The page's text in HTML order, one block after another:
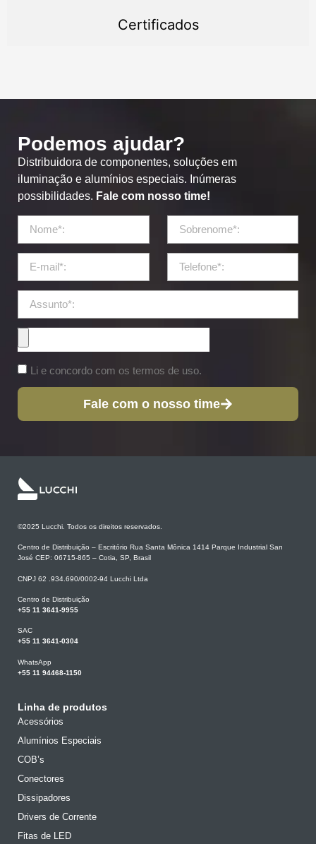
Certificados
Podemos ajudar?
Distribuidora de componentes, soluções em
iluminação e alumínios especiais. Inúmeras
possibilidades. Fale com nosso time!
Li e concordo com os termos de uso.
Fale com o nosso time
©2025 Lucchi. Todos os direitos reservados.
Centro de Distribuição – Escritório Rua Santa Mônica 1414 Parque Industrial San
José CEP: 06715-865 – Cotia, SP, Brasil
CNPJ 62 .934.690/0002-94 Lucchi Ltda
Centro de Distribuição
+55 11 3641-9955
SAC
+55 11 3641-0304
WhatsApp
+55 11 94468-1150
Linha de produtos
Acessórios
Alumínios Especiais
COB’s
Conectores
Dissipadores
Drivers de Corrente
Fitas de LED